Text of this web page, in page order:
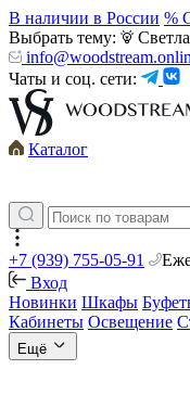
В наличии в России %
Выбрать тему:
Чаты и соц. сети:
Каталог
+7 (939) 755-05-91
Вход
Новинки Шкафы
Кабинеты Освещение
Ещё